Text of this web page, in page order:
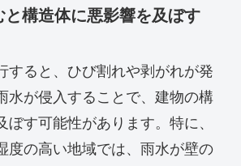
構造体に悪影響を及ぼす
すると、ひび割れや剥がれが発
水が侵入することで、建物の構
ぼす可能性があります。特に、
度の高い地域では、雨水が壁の